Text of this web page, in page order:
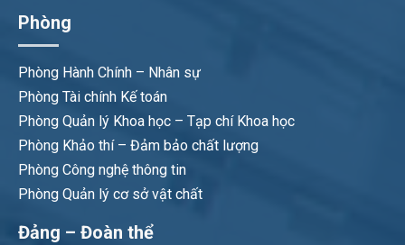
Phòng
Phòng Hành Chính – Nhân sự
Phòng Tài chính Kế toán
Phòng Quản lý Khoa học – Tạp chí Khoa học
Phòng Khảo thí – Đảm bảo chất lượng
Phòng Công nghệ thông tin
Phòng Quản lý cơ sở vật chất
Đảng – Đoàn thể